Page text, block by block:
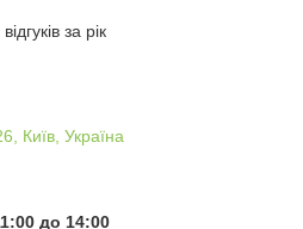
за рік
Київ, Україна
до 14:00